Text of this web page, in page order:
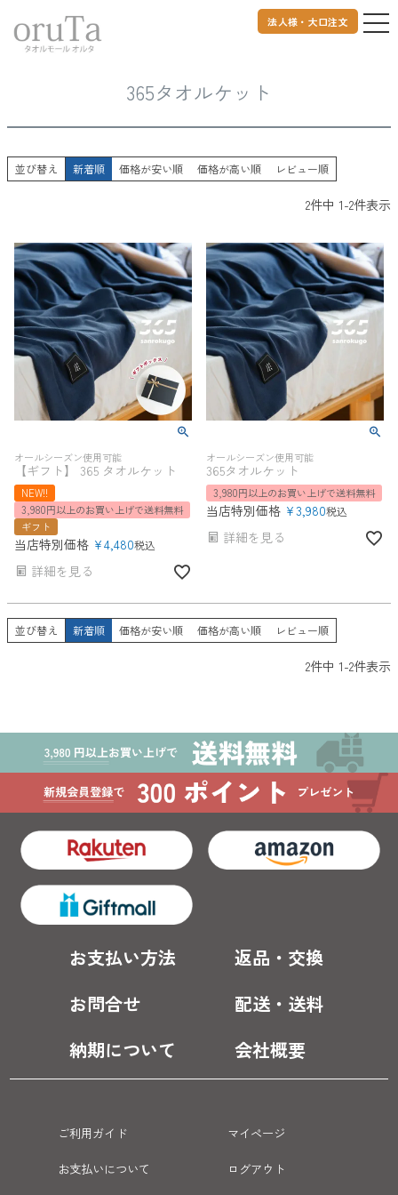
法人様・大口注文
トップページ タオルケット・枕カバー 365タオルケット
365タオルケット
並び替え 新着順 価格が安い順 価格が高い順 レビュー順
2件中 1-2件表示
オールシーズン使用可能
【ギフト】 365 タオルケット
NEW!!
3,980円以上のお買い上げで送料無料
ギフト
当店特別価格 ¥4,480税込
詳細を見る
オールシーズン使用可能
365タオルケット
3,980円以上のお買い上げで送料無料
当店特別価格 ¥3,980税込
詳細を見る
並び替え 新着順 価格が安い順 価格が高い順 レビュー順
2件中 1-2件表示
お支払い方法
返品・交換
お問合せ
配送・送料
納期について
会社概要
ご利用ガイド
マイページ
お支払いについて
ログアウト